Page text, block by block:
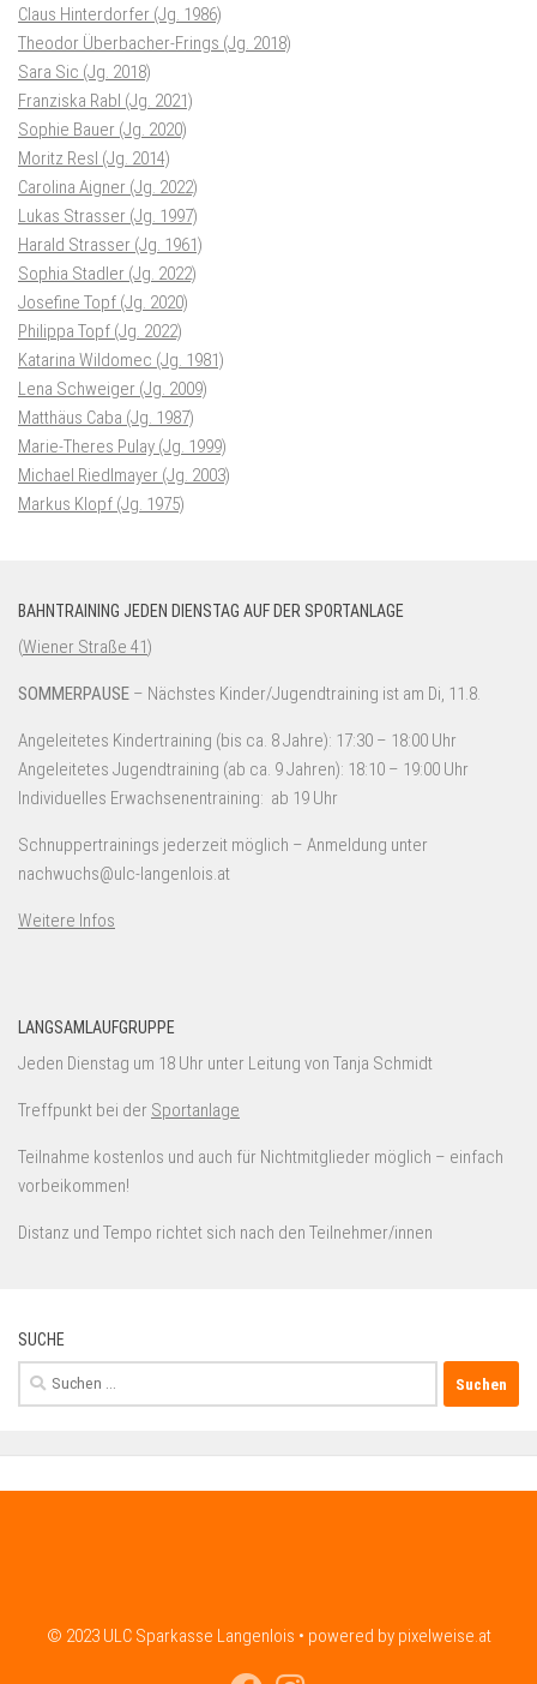
Claus Hinterdorfer (Jg. 1986)
Theodor Überbacher-Frings (Jg. 2018)
Sara Sic (Jg. 2018)
Franziska Rabl (Jg. 2021)
Sophie Bauer (Jg. 2020)
Moritz Resl (Jg. 2014)
Carolina Aigner (Jg. 2022)
Lukas Strasser (Jg. 1997)
Harald Strasser (Jg. 1961)
Sophia Stadler (Jg. 2022)
Josefine Topf (Jg. 2020)
Philippa Topf (Jg. 2022)
Katarina Wildomec (Jg. 1981)
Lena Schweiger (Jg. 2009)
Matthäus Caba (Jg. 1987)
Marie-Theres Pulay (Jg. 1999)
Michael Riedlmayer (Jg. 2003)
Markus Klopf (Jg. 1975)
BAHNTRAINING JEDEN DIENSTAG AUF DER SPORTANLAGE
(Wiener Straße 41)
SOMMERPAUSE – Nächstes Kinder/Jugendtraining ist am Di, 11.8.
Angeleitetes Kindertraining (bis ca. 8 Jahre): 17:30 – 18:00 Uhr
Angeleitetes Jugendtraining (ab ca. 9 Jahren): 18:10 – 19:00 Uhr
Individuelles Erwachsenentraining: ab 19 Uhr
Schnuppertrainings jederzeit möglich – Anmeldung unter
nachwuchs@ulc-langenlois.at
Weitere Infos
LANGSAMLAUFGRUPPE
Jeden Dienstag um 18 Uhr unter Leitung von Tanja Schmidt
Treffpunkt bei der Sportanlage
Teilnahme kostenlos und auch für Nichtmitglieder möglich – einfach
vorbeikommen!
Distanz und Tempo richtet sich nach den Teilnehmer/innen
SUCHE
Suchen
nach:
© 2023 ULC Sparkasse Langenlois • powered by pixelweise.at